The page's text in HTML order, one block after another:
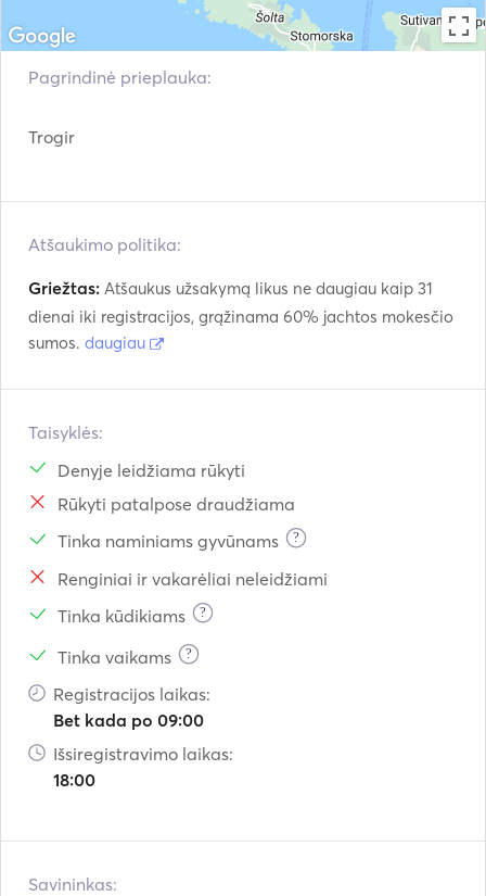
Pagrindinė prieplauka:
Trogir
Atšaukimo politika:
Griežtas: Atšaukus užsakymą likus ne daugiau kaip 31
dienai iki registracijos, grąžinama 60% jachtos mokesčio
sumos. daugiau
Taisyklės:
Denyje leidžiama rūkyti
Rūkyti patalpose draudžiama
Tinka naminiams gyvūnams
?
Renginiai ir vakarėliai neleidžiami
Tinka kūdikiams
?
Tinka vaikams ?
Registracijos laikas:
Bet kada po 09:00
Išsiregistravimo laikas:
18:00
Savininkas: